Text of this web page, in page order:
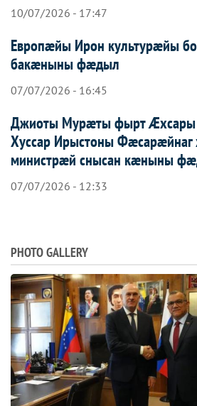
10/07/2026 - 17:47
Европæйы Ирон культурæйы
бакæныны фæдыл
07/07/2026 - 16:45
Джиоты Мурæты фырт Æхсары
Хуссар Ирыстоны
министрæй снысан кæныны
07/07/2026 - 12:33
PHOTO GALLERY